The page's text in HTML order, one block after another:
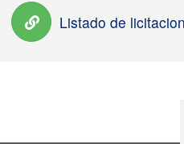
Listado de